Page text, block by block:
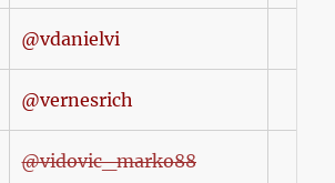
@vdanielvi
@vernesrich
@vidovic_marko88